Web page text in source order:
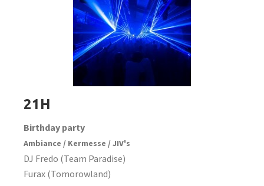
21H
Birthday party
Ambiance / Kermesse / JIV's
DJ Fredo (Team Paradise)
Furax (Tomorowland)